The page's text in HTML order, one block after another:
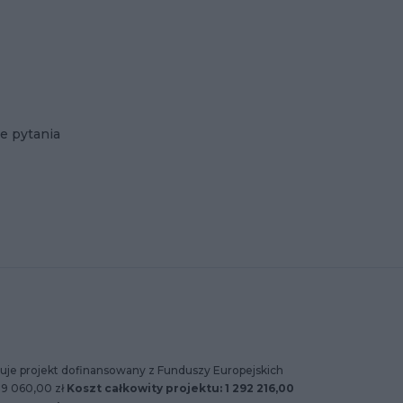
pytania
projekt dofinansowany z Funduszy Europejskich
060,00 zł Koszt całkowity projektu: 1 292 216,00